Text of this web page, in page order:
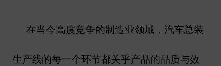
在当今高度竞争的制造业领域，汽车总装
生产线的每一个环节都关乎产品的品质与效